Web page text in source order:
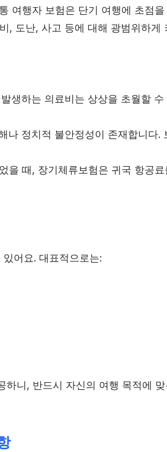
여행자 보험은 단기 여행에 초점
, 도난, 사고 등에 대해 광범위하게
생하는 의료비는 상상을 초월할
나 정치적 불안정성이 존재합니다.
을 때, 장기체류보험은 귀국 항공
어요. 대표적으로는:
니, 반드시 자신의 여행 목적에